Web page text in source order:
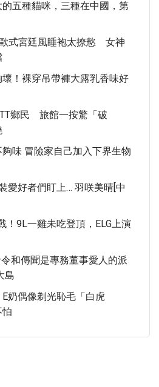
五種貓咪，三種在中國，第
式宮廷風睡袍太撩慾 女神
！裸穿吊帶褲大露乳香味好
鄉民 旅館一按驚「破
夠味 冒險家自己加入下界生物
愛好者們盯上… 羽咲美晴[中
！9L一雞未吃登頂，ELG上演
和傳聞是專務董事愛人的派
島
奶偶像剃光恥毛「白虎